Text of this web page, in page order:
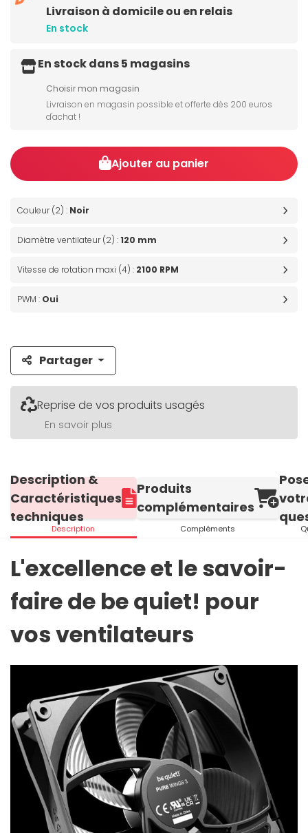
Livraison à domicile ou en relais
En stock
En stock dans 5 magasins
Choisir mon magasin
Livraison en magasin possible et offerte dès 200 euros
d'achat !
Ajouter au panier
Couleur (2) : Noir
Diamètre ventilateur (2) :120 mm
Vitesse de rotation maxi (4) : 2100 RPM
PWM : Oui
Partager
Reprise de vos produits usagés
En savoir plus
Description &
Caractéristiques
techniques
Description
Produits
complémentaires
Compléments
L'excellence et le savoir-
faire de be quiet! pour
vos ventilateurs